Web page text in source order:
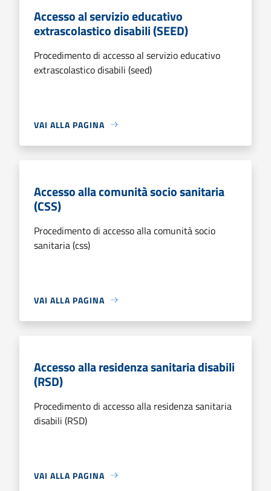
Accesso al servizio educativo
extrascolastico disabili (SEED)
Procedimento di accesso al servizio educativo
extrascolastico disabili (seed)
VAI ALLA PAGINA
Accesso alla comunità socio sanitaria
(CSS)
Procedimento di accesso alla comunità socio
sanitaria (css)
VAI ALLA PAGINA
Accesso alla residenza sanitaria disabili
(RSD)
Procedimento di accesso alla residenza sanitaria
disabili (RSD)
VAI ALLA PAGINA